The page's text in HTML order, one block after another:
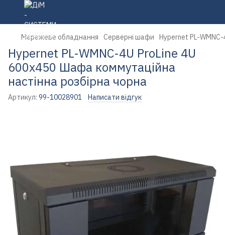
Мережеве обладнання Серверні шафи Hypernet PL-
Hypernet PL-WMNC-4U ProLine 4U
600x450 Шафа коммутаційна
настінна розбірна чорна
Артикул: 99-10028901 Написати відгук